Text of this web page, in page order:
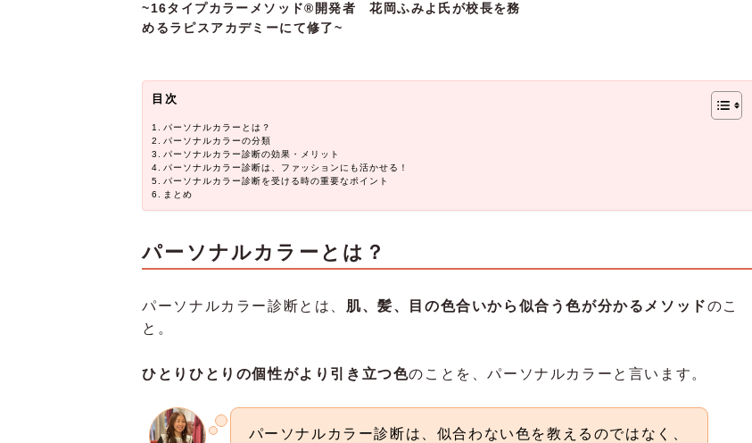
~16タイプカラーメソッド®開発者 花岡ふみよ氏が校長を務
めるラピスアカデミーにて修了~
目次
パーソナルカラーとは？
パーソナルカラーの分類
パーソナルカラー診断の効果・メリット
パーソナルカラー診断は、ファッションにも活かせる！
パーソナルカラー診断を受ける時の重要なポイント
まとめ
パーソナルカラーとは？
パーソナルカラー診断とは、 肌、髪、目の色合いから似合う色が分かるメソッドのこ
と。
ひとりひとりの個性がより引き立つ色のことを、パーソナルカラーと言います。
パーソナルカラー診断は、似合わない色を教えるのではなく、